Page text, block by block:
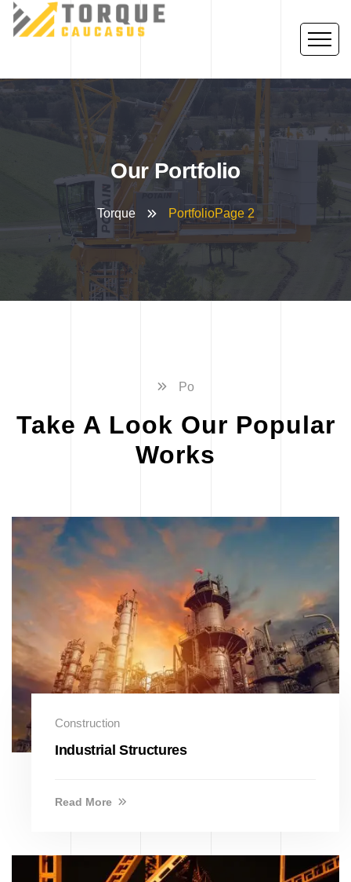
Our Portfolio
Torque PortfolioPage 2
Po
Take A Look Our Popular
Works
Construction
Industrial Structures
Read More